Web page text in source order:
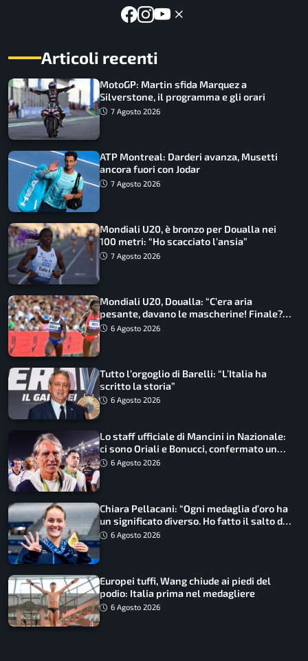
Articoli recenti
MotoGP: Martin sfida Marquez a
Silverstone, il programma e gli orari
7 Agosto 2026
ATP Montreal: Darderi avanza, Musetti
ancora fuori con Jodar
7 Agosto 2026
Mondiali U20, è bronzo per Doualla nei
100 metri: “Ho scacciato l’ansia”
7 Agosto 2026
Mondiali U20, Doualla: “C’era aria
pesante, davano le mascherine! Finale?
Non ho nulla da perdere”
6 Agosto 2026
Tutto l’orgoglio di Barelli: “L’Italia ha
scritto la storia”
6 Agosto 2026
Lo staff ufficiale di Mancini in Nazionale:
ci sono Oriali e Bonucci, confermato un
ritorno
6 Agosto 2026
Chiara Pellacani: “Ogni medaglia d’oro ha
un significato diverso. Ho fatto il salto di
qualità”
6 Agosto 2026
Europei tuffi, Wang chiude ai piedi del
podio: Italia prima nel medagliere
6 Agosto 2026